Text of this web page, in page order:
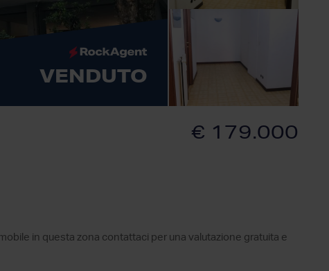
VENDUTO
€ 179.000
in questa zona contattaci per una valutazione gratuita e